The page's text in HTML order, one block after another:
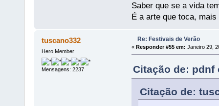
Saber que se a vida
É a arte que toca,
tuscano332
Hero Member
Mensagens: 2237
Re: Festivais de Verão
« Responder #55 em: Janeiro 29,
Citação de: pdnf
Citação de: